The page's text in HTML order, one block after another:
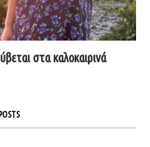
στα καλοκαιρινά